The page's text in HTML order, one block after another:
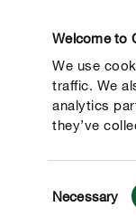
Welcome to
We use
traffic. We
analytics
they’ve
Selection
Necessary
Pflanzen von A-Z Kräuter,